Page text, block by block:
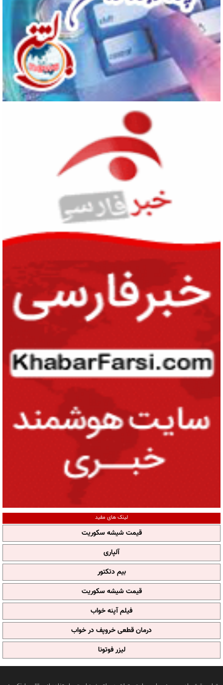
لینک های مفید
قیمت شیشه سکوریت
آلپاری
بیم دتکتور
قیمت شیشه سکوریت
فیلم آپنه خواب
درمان قطعی خروپف در خواب
لیزر فوتونا